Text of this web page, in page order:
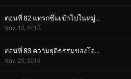
ตอนที่ 82 แทรกซึมเข้าไปในหมู่บ้านหินที่ซ่อนอยู่
Nov. 18, 2018
ตอนที่ 83 ความยุติธรรมของโอโนกิ
Nov. 25, 2018